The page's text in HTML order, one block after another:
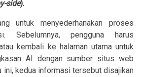
side).
untuk menyederhanakan proses
Sebelumnya, pengguna harus
kembali ke halaman utama untuk
AI dengan sumber situs web
ini, kedua informasi tersebut disajikan